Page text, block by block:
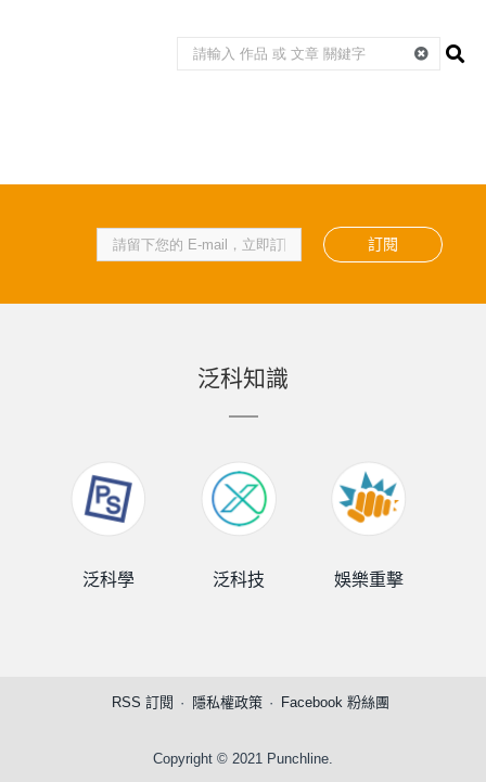
訂閱
泛科知識
泛科學 泛科技 娛樂重擊
RSS 訂閱 隱私權政策 Facebook 粉絲團
Copyright © 2021 Punchline.